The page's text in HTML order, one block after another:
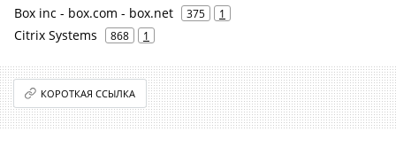
Box inc - box.com - box.net 375 1
Citrix Systems 868 1
КОРОТКАЯ ССЫЛКА